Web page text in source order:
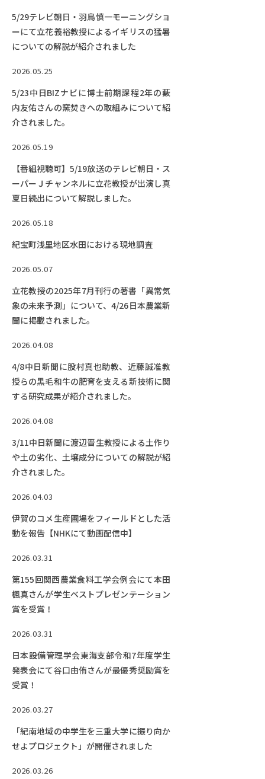
5/29テレビ朝日・羽鳥慎一モーニングショ
ーにて立花義裕教授によるイギリスの猛暑
についての解説が紹介されました
2026.05.25
5/23中日BIZナビに博士前期課程2年の藪
内友佑さんの窯焚きへの取組みについて紹
介されました。
2026.05.19
【番組視聴可】5/19放送のテレビ朝日・ス
ーパーＪチャンネルに立花教授が出演し真
夏日続出について解説しました。
2026.05.18
紀宝町浅里地区水田における現地調査
2026.05.07
立花教授の2025年7月刊行の著書「異常気
象の未来予測」について、4/26日本農業新
聞に掲載されました。
2026.04.08
4/8中日新聞に股村真也助教、近藤誠准教
授らの黒毛和牛の肥育を支える新技術に関
する研究成果が紹介されました。
2026.04.08
3/11中日新聞に渡辺晋生教授による土作り
や土の劣化、土壌成分についての解説が紹
介されました。
2026.04.03
伊賀のコメ生産圃場をフィールドとした活
動を報告【NHKにて動画配信中】
2026.03.31
第155回関西農業食料工学会例会にて本田
楓真さんが学生ベストプレゼンテーション
賞を受賞！
2026.03.31
日本設備管理学会東海支部令和7年度学生
発表会にて谷口由侑さんが最優秀奨励賞を
受賞！
2026.03.27
「紀南地域の中学生を三重大学に振り向か
せよプロジェクト」が開催されました
2026.03.26